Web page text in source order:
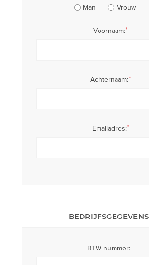
Man
Vrouw
Voornaam:*
Achternaam:*
Emailadres:*
BEDRIJFSGEGEVENS
BTW nummer: